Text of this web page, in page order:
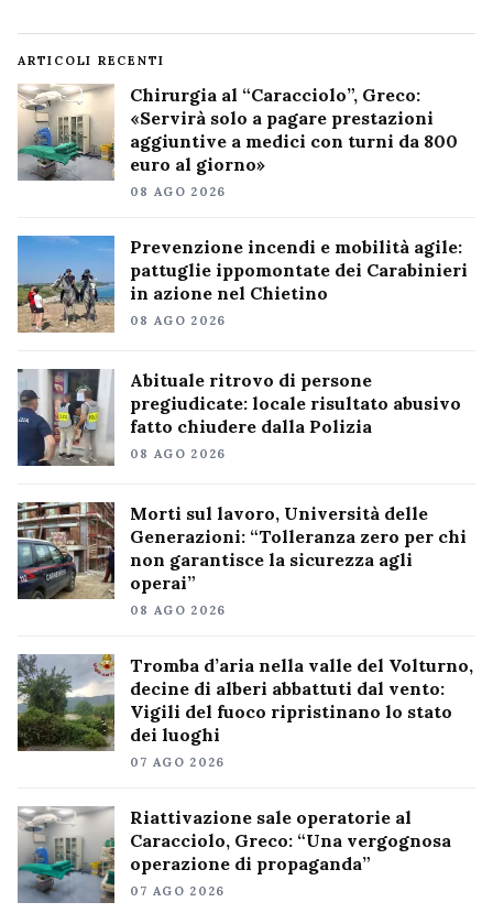
ARTICOLI RECENTI
Chirurgia al “Caracciolo”, Greco:
«Servirà solo a pagare prestazioni
aggiuntive a medici con turni da 800
euro al giorno»
08 AGO 2026
Prevenzione incendi e mobilità agile:
pattuglie ippomontate dei Carabinieri
in azione nel Chietino
08 AGO 2026
Abituale ritrovo di persone
pregiudicate: locale risultato abusivo
fatto chiudere dalla Polizia
08 AGO 2026
Morti sul lavoro, Università delle
Generazioni: “Tolleranza zero per chi
non garantisce la sicurezza agli
operai”
08 AGO 2026
Tromba d’aria nella valle del Volturno,
decine di alberi abbattuti dal vento:
Vigili del fuoco ripristinano lo stato
dei luoghi
07 AGO 2026
Riattivazione sale operatorie al
Caracciolo, Greco: “Una vergognosa
operazione di propaganda”
07 AGO 2026